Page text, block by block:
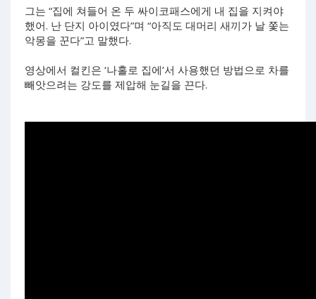
그는 “집에 쳐들어 온 두 싸이코패스에게 내 집을 지켜야
했어. 난 단지 아이였다”며 “아직도 대머리 새끼가 날 쫓는
악몽을 꾼다”고 말했다.
영상에서 컬킨은 ‘나홀로 집에’서 사용했던 방법으로 차를
빼앗으려는 강도를 제압해 눈길을 끈다.